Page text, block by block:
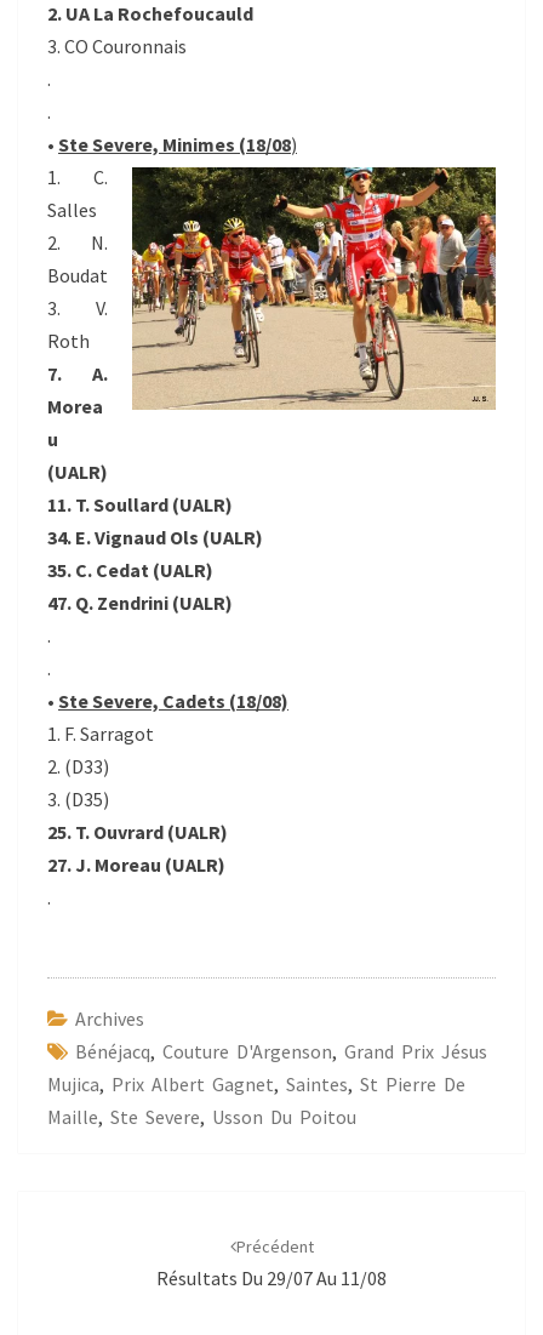
2. UA La Rochefoucauld
3. CO Couronnais
.
.
• Ste Severe, Minimes (18/08)
1. C.
Salles
2. N.
Boudat
3. V.
Roth
7. A.
Morea
u
(UALR)
11. T. Soullard (UALR)
34. E. Vignaud Ols (UALR)
35. C. Cedat (UALR)
47. Q. Zendrini (UALR)
.
.
• Ste Severe, Cadets (18/08)
1. F. Sarragot
2. (D33)
3. (D35)
25. T. Ouvrard (UALR)
27. J. Moreau (UALR)
.
Archives
Bénéjacq, Couture D'Argenson, Grand Prix Jésus
Mujica, Prix Albert Gagnet, Saintes, St Pierre De
Maille, Ste Severe, Usson Du Poitou
Précédent
Résultats Du 29/07 Au 11/08